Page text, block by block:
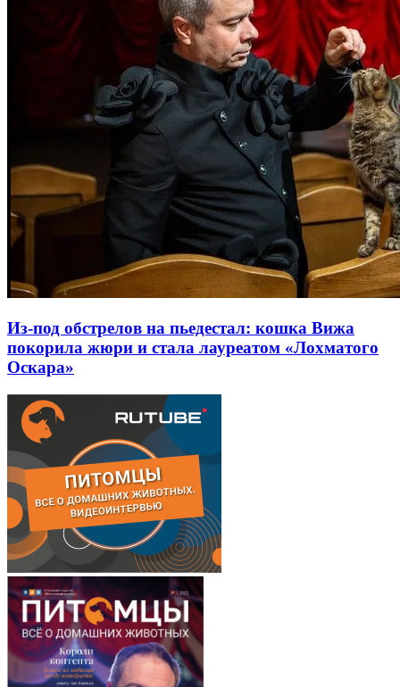
Из-под обстрелов на пьедестал: кошка Вижа
покорила жюри и стала лауреатом «Лохматого
Оскара»